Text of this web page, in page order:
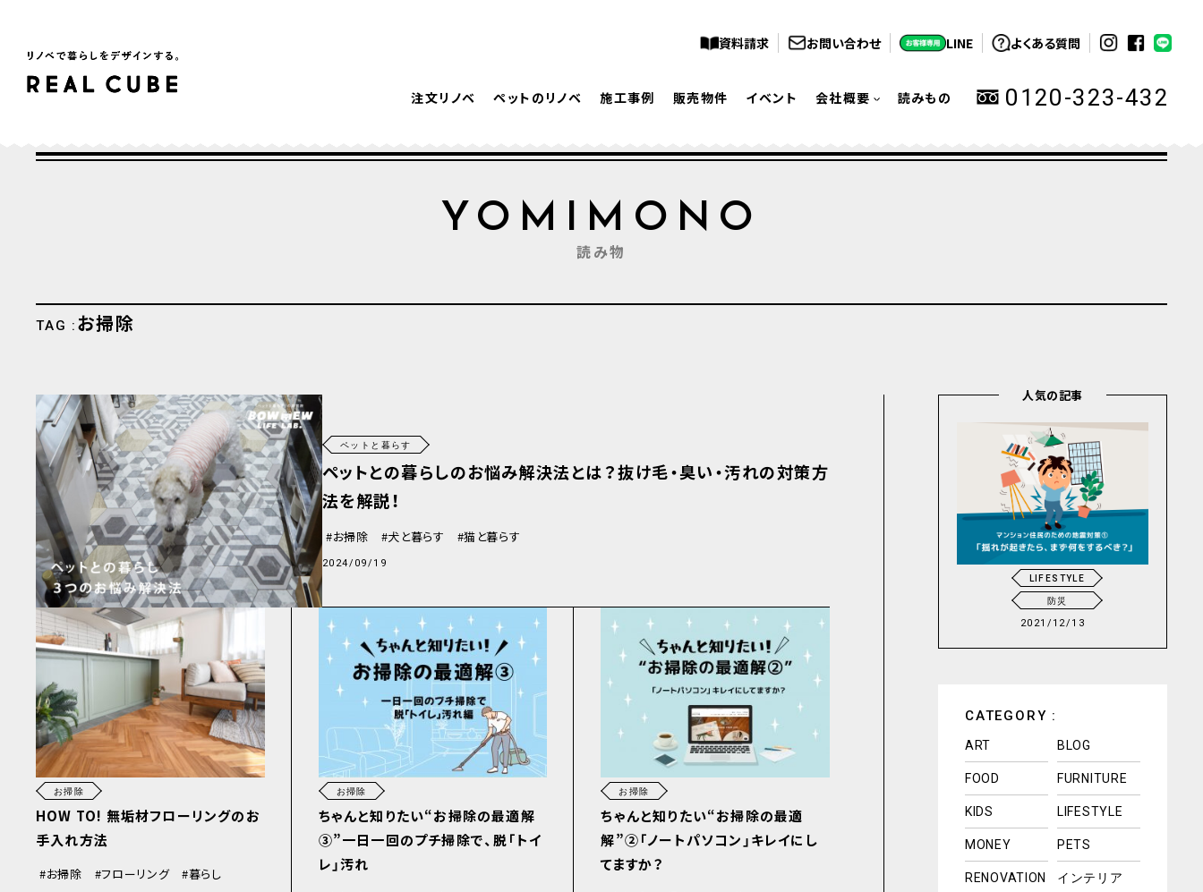
資料請求 お問い合わせ LINE よくある質問
注文リノベ ペットのリノベ 施工事例 販売物件 イベント 会社概要 読みもの 0120-323-432
YOMIMONO
読み物
TAG : お掃除
ペットと暮らす
ペットとの暮らしのお悩み解決法とは？抜け毛・臭い・汚れの対策方
法を解説！
お掃除 犬と暮らす 猫と暮らす
2024/09/19
お掃除
HOW TO! 無垢材フローリングのお
手入れ方法
お掃除 フローリング 暮らし
お掃除
ちゃんと知りたい“お掃除の最適解
③”一日一回のプチ掃除で、脱「トイ
レ」汚れ
お掃除
ちゃんと知りたい“お掃除の最適
解”②「ノートパソコン」キレイにし
てますか？
人気の記事
LIFESTYLE
防災
2021/12/13
CATEGORY :
ART BLOG
FOOD FURNITURE
KIDS LIFESTYLE
MONEY PETS
RENOVATION インテリア